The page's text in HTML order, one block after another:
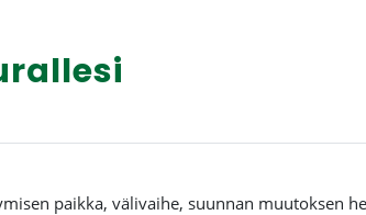
paikka, välivaihe, suunnan muutoksen